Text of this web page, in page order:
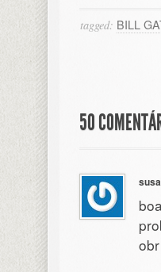
tagged: BILL
50
obr